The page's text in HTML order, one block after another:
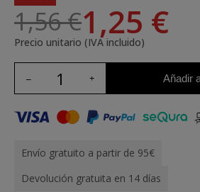
1,56 €1,25 €
Precio unitario (IVA incluido)
Añadir
Envío gratuito a partir de 95€
Devolución gratuita en 14 días